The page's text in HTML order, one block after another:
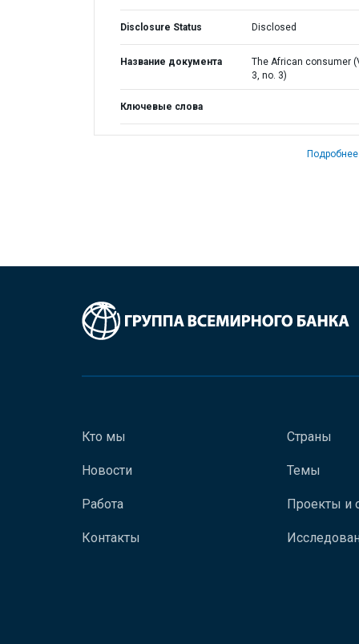
Disclosure Status Disclosed
Название документа
The African consumer
3, no. 3)
Ключевые слова
Подробнее
Кто мы
Новости
Работа
Контакты
Страны
Темы
Проекты и